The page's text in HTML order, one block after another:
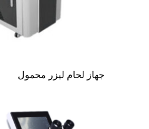
جهاز لحام ليزر محمول